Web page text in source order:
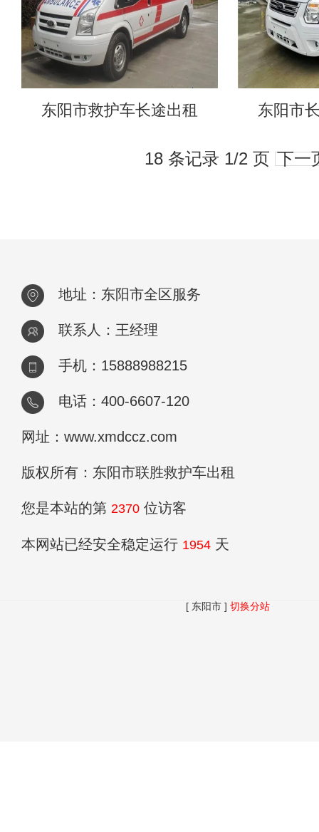
东阳市救护车长途出租 东阳市
18 条记录 1/2 页 下一
地址：东阳市全区服务
联系人：王经理
手机：15888988215
电话：400-6607-120
网址：www.xmdccz.com
版权所有：东阳市联胜救护车出租
您是本站的第 2370 位访客
本网站已经安全稳定运行 1954 天
[ 东阳市 ] 切换分站